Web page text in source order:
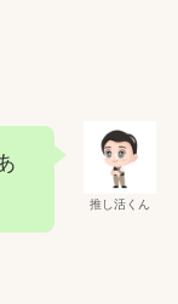
推し活くん